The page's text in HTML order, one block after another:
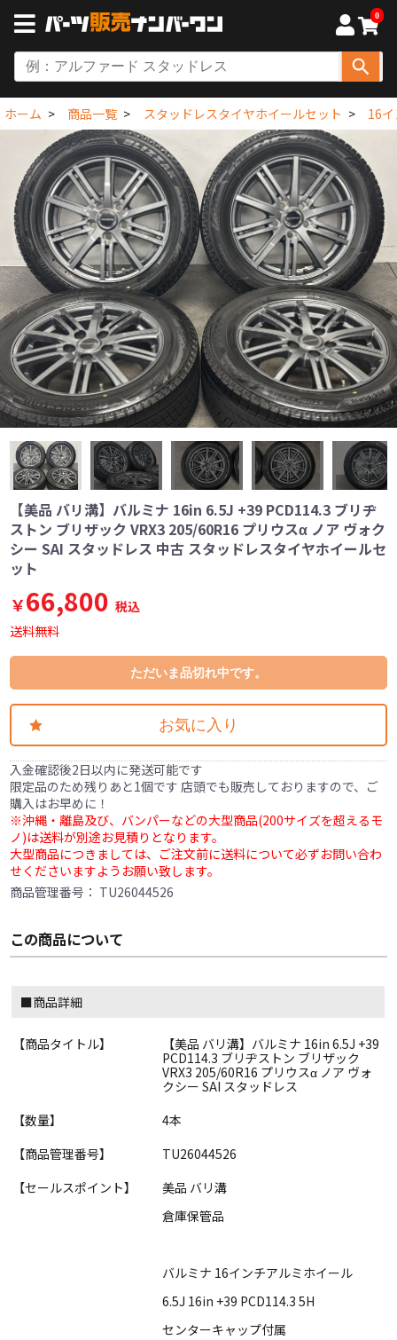
0
ホーム 商品一覧 スタッドレスタイヤホイールセット 16
【美品 バリ溝】バルミナ 16in 6.5J +39 PCD114.3 ブリヂ
ストン ブリザック VRX3 205/60R16 プリウスα ノア ヴォク
シー SAI スタッドレス 中古 スタッドレスタイヤホイールセ
ット
￥66,800 税込
送料無料
ただいま品切れ中です。
お気に入り
入金確認後2日以内に発送可能です
限定品のため残りあと1個です 店頭でも販売しておりますので、ご
購入はお早めに！
※沖縄・離島及び、バンパーなどの大型商品(200サイズを超えるモ
ノ)は送料が別途お見積りとなります。
大型商品につきましては、ご注文前に送料について必ずお問い合わ
せくださいますようお願い致します。
商品管理番号： TU26044526
この商品について
■商品詳細
【商品タイトル】
【美品 バリ溝】バルミナ 16in 6.5J +39
PCD114.3 ブリヂストン ブリザック
VRX3 205/60R16 プリウスα ノア ヴォ
クシー SAI スタッドレス
【数量】
4本
【商品管理番号】
TU26044526
【セールスポイント】
美品 バリ溝
倉庫保管品
バルミナ 16インチアルミホイール
6.5J 16in +39 PCD114.3 5H
センターキャップ付属